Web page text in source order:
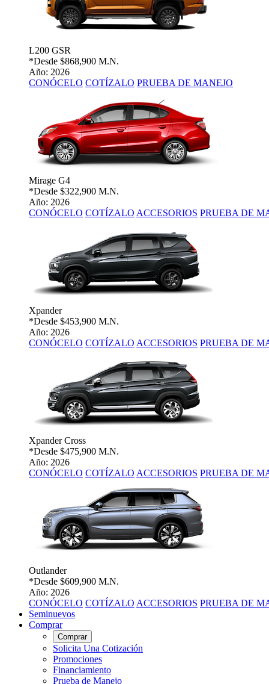
L200 GSR
*Desde $868,900 M.N.
Año: 2026
CONÓCELO COTÍZALO PRUEBA DE MANEJO
Mirage G4
*Desde $322,900 M.N.
Año: 2026
CONÓCELO COTÍZALO ACCESORIOS PRUEBA DE
Xpander
*Desde $453,900 M.N.
Año: 2026
CONÓCELO COTÍZALO ACCESORIOS PRUEBA DE
Xpander Cross
*Desde $475,900 M.N.
Año: 2026
CONÓCELO COTÍZALO ACCESORIOS PRUEBA DE
Outlander
*Desde $609,900 M.N.
Año: 2026
CONÓCELO COTÍZALO ACCESORIOS PRUEBA DE
Seminuevos
Comprar
Comprar
Solicita Una Cotización
Promociones
Financiamiento
Prueba de Manejo